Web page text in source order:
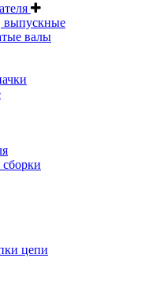
выпускные
валы
цепи